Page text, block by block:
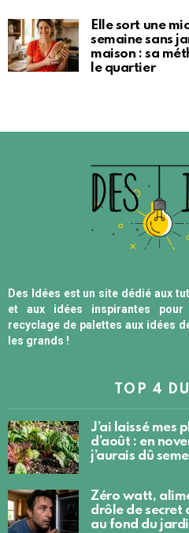
Elle sort une
semaine sans
maison : sa
le quartier
Des Idées est un site dédié aux
et aux idées inspirantes
recyclage de palettes aux idées
les grands !
TOP 4
J’ai laissé mes
d’août : en
j’aurais dû
Zéro watt,
drôle de secret
au fond du